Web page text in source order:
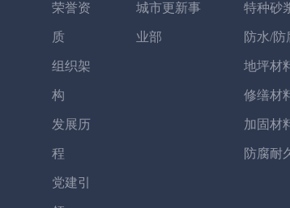
荣誉资
质
组织架
构
发展历
程
党建引
城市更新事
业部
特种砂
防水/防
地坪材
修缮材
加固材
防腐耐